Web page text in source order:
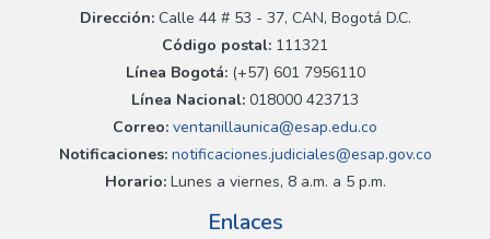
Dirección:Calle 44 # 53 - 37, CAN, Bogotá D.C.
Código postal: 111321
Línea Bogotá:(+57) 601 7956110
Línea Nacional: 018000 423713
Correo: ventanillaunica@esap.edu.co
Notificaciones:notificaciones.judiciales@esap.gov.co
Horario:Lunes a viernes, 8 a.m. a 5 p.m.
Enlaces